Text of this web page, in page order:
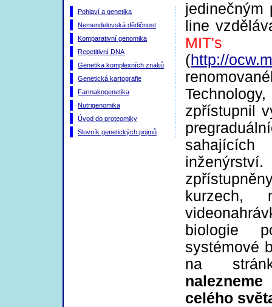
Pohlaví a genetika
Nemendelovská dědičnost
Komparativní genomika
Repetitivní DNA
Genetika komplexních znaků
Genetická kartografie
Farmakogenetika
Nutrigenomika
Úvod do proteomiky
Slovník genetických pojmů
jedinečným
line
MIT's
(http://
zpřístupnil
biologie
systémové
na
celého